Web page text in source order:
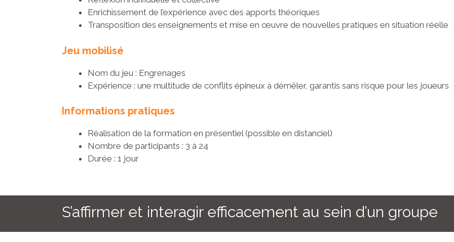
Enrichissement de l’expérience avec des apports théoriques
Transposition des enseignements et mise en œuvre de nouvelles pratiques en situation réelle
Jeu mobilisé
Nom du jeu : Engrenages
Expérience : une multitude de conflits épineux à démêler, garantis sans risque pour les joueurs
Informations pratiques
Réalisation de la formation en présentiel (possible en distanciel)
Nombre de participants : 3 à 24
Durée : 1 jour
S’affirmer et interagir efficacement au sein d’un groupe